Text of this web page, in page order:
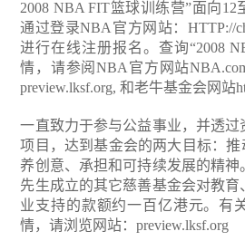
2008 NBA FIT篮球训练营”面向12
通过登录NBA官方网站：HTTP://
进行在线注册报名。查询“2008
情，请参阅NBA官方网站
preview.lksf.org, 和老牛基金会网站
一直致力于参与公益事业，并透
项目，达到基金会的两大目标：推
养创意、承担和可持续发展的精
先生成立的其它慈善基金会对教
业支持的款额约一百亿港元。有
情，请浏览网站：preview.lksf.org